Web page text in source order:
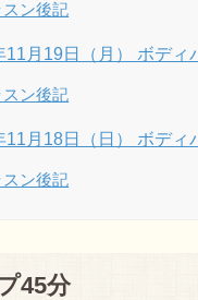
スン後記
11月19日（月） ボディ
スン後記
11月18日（日） ボディ
スン後記
45分